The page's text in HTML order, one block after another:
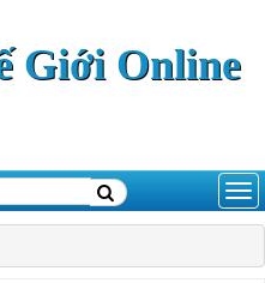
Giới Online